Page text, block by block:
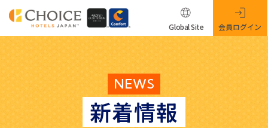
NEWS
新着情報
Global Site 会員ログイン